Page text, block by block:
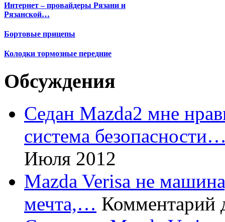
Интернет – провайдеры Рязани и
Рязанской…
Бортовые прицепы
Колодки тормозные передние
Обсуждения
Седан Mazda2 мне
система
Июля 2012
Mazda Verisa не
мечта,… Комментарий